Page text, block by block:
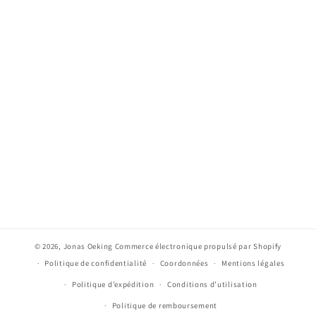
© 2026, Jonas Oeking Commerce électronique propulsé par Shopify
Politique de confidentialité
Coordonnées Mentions légales
Politique d’expédition Conditions d’utilisation
Politique de remboursement